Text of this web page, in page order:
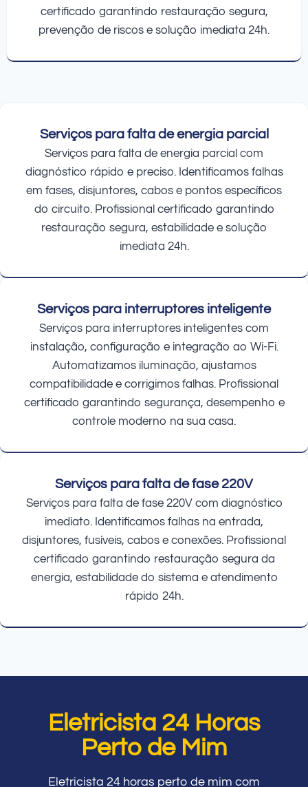
certificado garantindo restauração segura,
prevenção de riscos e solução imediata 24h.
Serviços para falta de energia parcial
Serviços para falta de energia parcial com
diagnóstico rápido e preciso. Identificamos falhas
em fases, disjuntores, cabos e pontos específicos
do circuito. Profissional certificado garantindo
restauração segura, estabilidade e solução
imediata 24h.
Serviços para interruptores inteligente
Serviços para interruptores inteligentes com
instalação, configuração e integração ao Wi-Fi.
Automatizamos iluminação, ajustamos
compatibilidade e corrigimos falhas. Profissional
certificado garantindo segurança, desempenho e
controle moderno na sua casa.
Serviços para falta de fase 220V
Serviços para falta de fase 220V com diagnóstico
imediato. Identificamos falhas na entrada,
disjuntores, fusíveis, cabos e conexões. Profissional
certificado garantindo restauração segura da
energia, estabilidade do sistema e atendimento
rápido 24h.
Eletricista 24 Horas
Perto de Mim
Eletricista 24 horas perto de mim com